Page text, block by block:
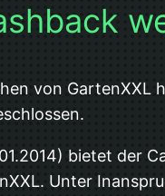
von GartenXXL
bietet der
Unter